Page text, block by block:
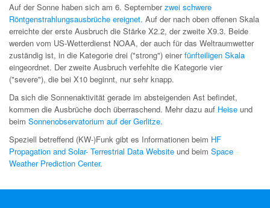
Auf der Sonne haben sich am 6. Septemberzwei schwere
Röntgenstrahlungsausbrüche ereignet. Auf der nach oben offenen Skala
erreichte der erste Ausbruch die Stärke X2.2, der zweite X9.3. Beide
werden vom US-Wetterdienst NOAA, der auch für das Weltraumwetter
zuständig ist, in die Kategorie drei ("strong") einerfünfteiligen Skala
eingeordnet. Der zweite Ausbruch verfehlte die Kategorie vier
("severe"), die bei X10 beginnt, nur sehr knapp.
Da sich die Sonnenaktivität gerade im absteigenden Ast befindet,
kommen die Ausbrüche doch überraschend. Mehr dazu auf Heise und
beim Sonnenobservatorium auf der Gerlitze.
Speziell betreffend (KW-)Funk gibt es Informationen beim HF
Propagation and Solar- Terrestrial Data Website und beim Space
Weather Prediction Center.